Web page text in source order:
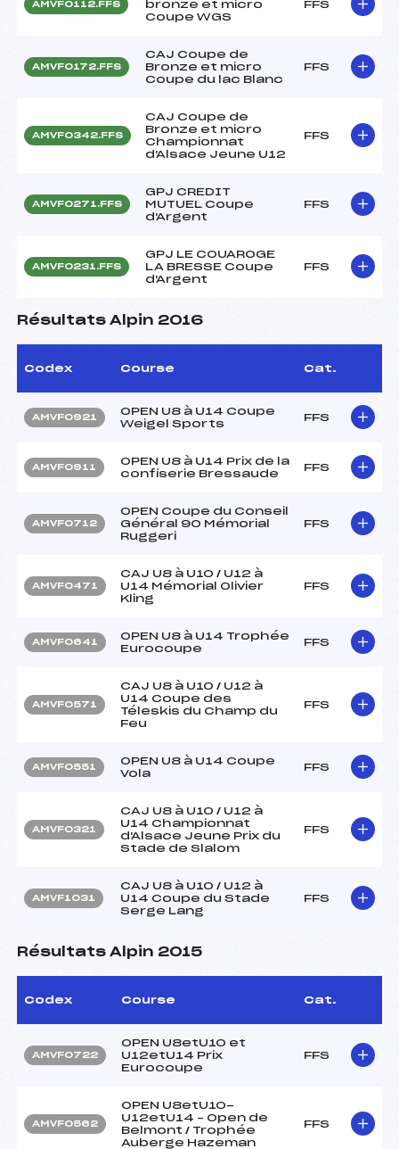
AMVF0112.FFS
bronze et micro
Coupe WGS
FFS
AMVF0172.FFS
CAJ Coupe de
Bronze et micro
Coupe du lac Blanc
FFS
AMVF0342.FFS
CAJ Coupe de
Bronze et micro
Championnat
d'Alsace Jeune U12
FFS
AMVF0271.FFS
GPJ CREDIT
MUTUEL Coupe
d'Argent
FFS
AMVF0231.FFS
GPJ LE COUAROGE
LA BRESSE Coupe
d'Argent
FFS
Résultats Alpin 2016
Codex Course Cat.
AMVF0921
OPEN U8 à U14 Coupe
Weigel Sports
FFS
AMVF0911
OPEN U8 à U14 Prix de la
confiserie Bressaude
FFS
AMVF0712
OPEN Coupe du Conseil
Général 90 Mémorial
Ruggeri
FFS
AMVF0471
CAJ U8 à U10 / U12 à
U14 Mémorial Olivier
Kling
FFS
AMVF0641
OPEN U8 à U14 Trophée
Eurocoupe
FFS
AMVF0571
CAJ U8 à U10 / U12 à
U14 Coupe des
Téleskis du Champ du
Feu
FFS
AMVF0551
OPEN U8 à U14 Coupe
Vola
FFS
AMVF0321
CAJ U8 à U10 / U12 à
U14 Championnat
d'Alsace Jeune Prix du
Stade de Slalom
FFS
AMVF1031
CAJ U8 à U10 / U12 à
U14 Coupe du Stade
Serge Lang
FFS
Résultats Alpin 2015
Codex Course Cat.
AMVF0722
OPEN U8etU10 et
U12etU14 Prix
Eurocoupe
FFS
AMVF0562
OPEN U8etU10-
U12etU14 – Open de
Belmont / Trophée
Auberge Hazeman
FFS